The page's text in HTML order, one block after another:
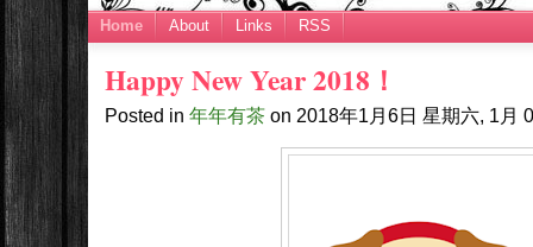
Home About Links RSS
Happy New Year 2018！
Posted in年年有茶 on 2018年1月6日星期六, 1月